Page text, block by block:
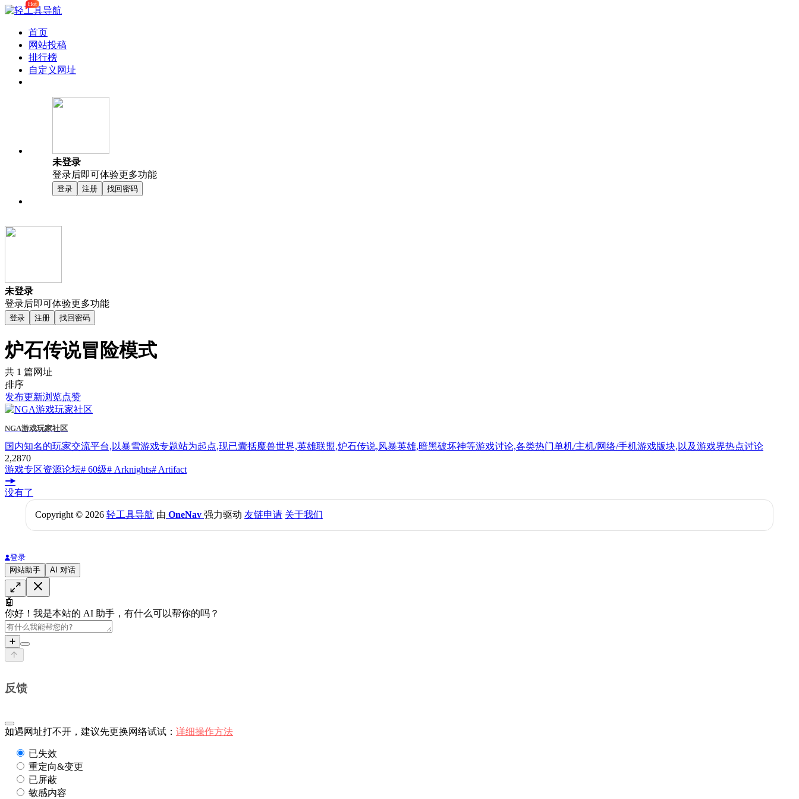
首页
网站投稿
排行榜
Hot
自定义网址
未登录
登录后即可体验更多功能
登录 注册 找回密码
未登录
登录后即可体验更多功能
登录 注册 找回密码
炉石传说冒险模式
共 1 篇网址
排序
发布更新浏览点赞
NGA游戏玩家社区
国内知名的玩家交流平台,以暴雪游戏专题站为起点,现已囊括魔兽世界,英雄联盟,炉石传说,风暴英雄,暗黑破坏神等游戏讨论,各类热门单机/主机/网络/手机游戏版块,以及游戏界热点讨论
2,2870
游戏专区资源论坛# 60级# Arknights# Artifact
没有了
Copyright © 2026 轻工具导航 由 OneNav 强力驱动 友链申请 关于我们
登录
网站助手
AI 对话
🤖
你好！我是本站的 AI 助手，有什么可以帮你的吗？
➕
反馈
如遇网址打不开，建议先更换网络试试： 详细操作方法
已失效
重定向&变更
已屏蔽
敏感内容